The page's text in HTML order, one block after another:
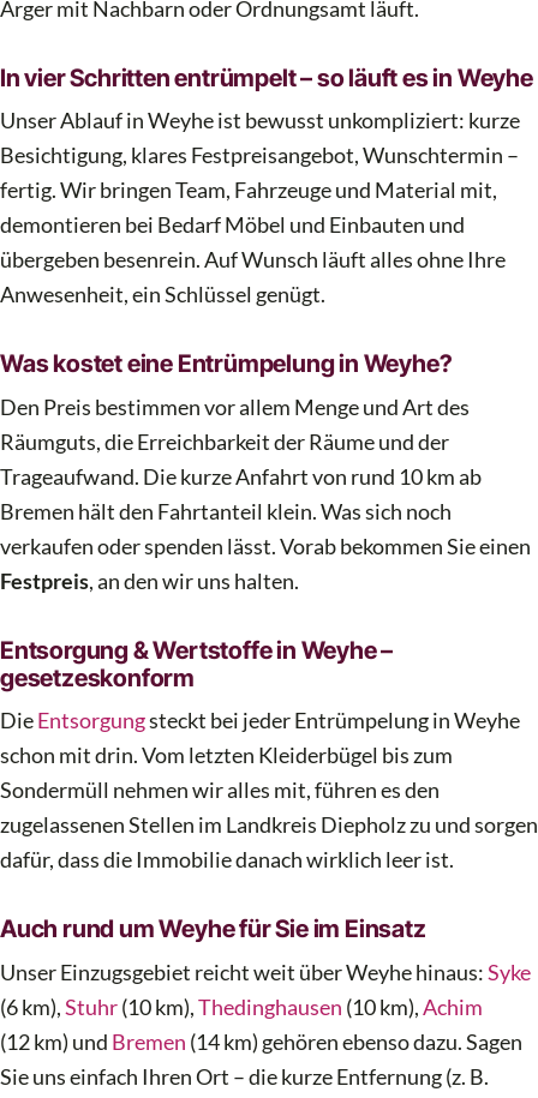
Ärger mit Nachbarn oder Ordnungsamt läuft.
In vier Schritten entrümpelt – so läuft es in Weyhe
Unser Ablauf in Weyhe ist bewusst unkompliziert: kurze
Besichtigung, klares Festpreisangebot, Wunschtermin –
fertig. Wir bringen Team, Fahrzeuge und Material mit,
demontieren bei Bedarf Möbel und Einbauten und
übergeben besenrein. Auf Wunsch läuft alles ohne Ihre
Anwesenheit, ein Schlüssel genügt.
Was kostet eine Entrümpelung in Weyhe?
Den Preis bestimmen vor allem Menge und Art des
Räumguts, die Erreichbarkeit der Räume und der
Trageaufwand. Die kurze Anfahrt von rund 10 km ab
Bremen hält den Fahrtanteil klein. Was sich noch
verkaufen oder spenden lässt. Vorab bekommen Sie einen
Festpreis, an den wir uns halten.
Entsorgung & Wertstoffe in Weyhe –
gesetzeskonform
DieEntsorgungsteckt bei jeder Entrümpelung in Weyhe
schon mit drin. Vom letzten Kleiderbügel bis zum
Sondermüll nehmen wir alles mit, führen es den
zugelassenen Stellen im Landkreis Diepholz zu und sorgen
dafür, dass die Immobilie danach wirklich leer ist.
Auch rund um Weyhe für Sie im Einsatz
Unser Einzugsgebiet reicht weit über Weyhe hinaus:Syke
(6 km),Stuhr(10 km),Thedinghausen (10 km),Achim
(12 km) und Bremen (14 km) gehören ebenso dazu. Sagen
Sie uns einfach Ihren Ort – die kurze Entfernung (z. B.